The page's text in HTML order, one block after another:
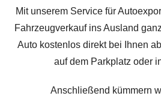
Mit unserem Service für
Fahrzeugverkauf ins Ausland
Auto kostenlos direkt bei Ihnen
auf dem Parkplatz oder
Anschließend kümmern